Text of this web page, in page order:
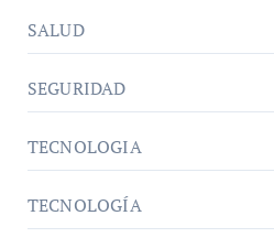
SALUD
SEGURIDAD
TECNOLOGIA
TECNOLOGÍA